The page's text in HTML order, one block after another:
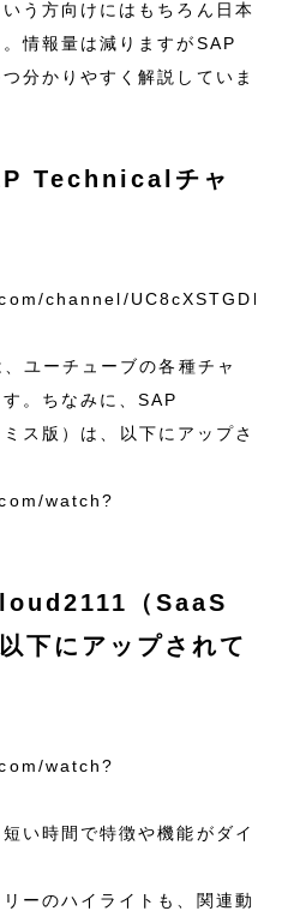
う方向けにはもちろん日本
情報量は減りますがSAP
分かりやすく解説していま
Technicalチャ
channel/
ユーチューブの各種チャ
。ちなみに、SAP
ス版）は、以下にアップさ
watch?
（SaaS
下にアップされて
watch?
い時間で特徴や機能がダイ
ーのハイライトも、関連動